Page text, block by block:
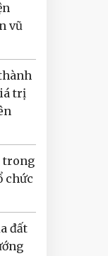
vũ
trị
trong
chức
đất